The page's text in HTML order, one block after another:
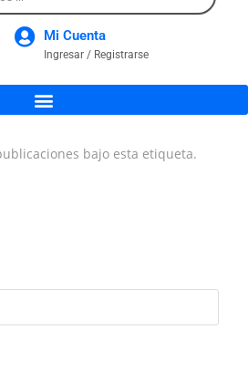
Mi Cuenta
Ingresar / Registrarse
bajo esta etiqueta.